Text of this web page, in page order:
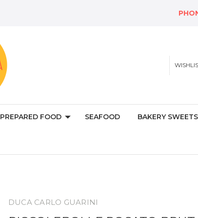
PREPARED FOOD SEAFOOD BAKERY
DUCA CARLO GUARINI